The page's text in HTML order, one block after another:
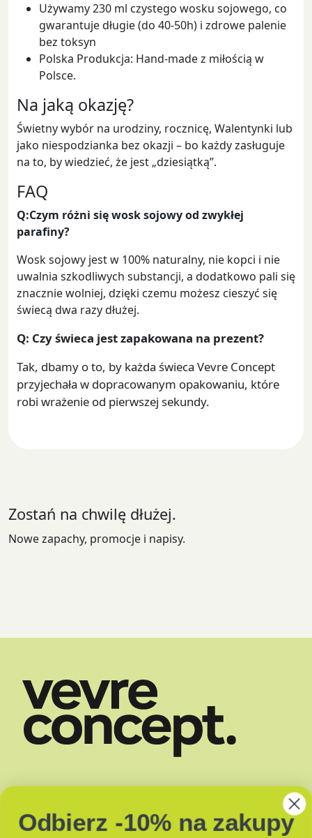
Używamy 230 ml czystego wosku sojowego, co
gwarantuje długie (do 40-50h) i zdrowe palenie
bez toksyn
Polska Produkcja: Hand-made z miłością w
Polsce.
Na jaką okazję?
Świetny wybór na urodziny, rocznicę, Walentynki lub
jako niespodzianka bez okazji – bo każdy zasługuje
na to, by wiedzieć, że jest „dziesiątką”.
FAQ
Q:Czym różni się wosk sojowy od zwykłej
parafiny?
Wosk sojowy jest w 100% naturalny, nie kopci i nie
uwalnia szkodliwych substancji, a dodatkowo pali się
znacznie wolniej, dzięki czemu możesz cieszyć się
świecą dwa razy dłużej.
Q: Czy świeca jest zapakowana na prezent?
Tak, dbamy o to, by każda świeca Vevre Concept
przyjechała w dopracowanym opakowaniu, które
robi wrażenie od pierwszej sekundy.
Zostań na chwilę dłużej.
Nowe zapachy, promocje i napisy.
O NAS
ZAPACHY
Odbierz -10% na zakupy